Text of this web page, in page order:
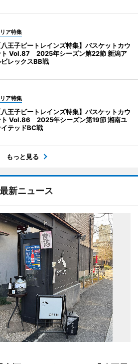
ア特集
八王子ビートレインズ特集】バスケットカウ
ト Vol.87 2025年シーズン第22節 新潟ア
ビレックスBB戦
ア特集
八王子ビートレインズ特集】バスケットカウ
ト Vol.86 2025年シーズン第19節 湘南ユ
テッドBC戦
もっと見る
最新ニュース